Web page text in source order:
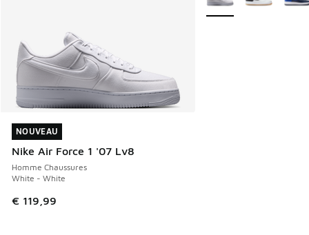
NOUVEAU
Nike Air Force 1 '07 Lv8
Homme Chaussures
White - White
€ 119,99
NOUVEAU